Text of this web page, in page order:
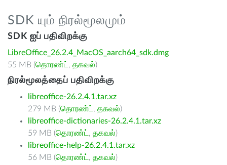
SDK யும் நிரல்மூலமும்
SDK ஐப் பதிவிறக்கு
LibreOffice_26.2.4_MacOS_aarch64_sdk.dmg
55 MB (தொரண்ட் , தகவல்)
நிரல்மூலத்தைப் பதிவிறக்கு
libreoffice-26.2.4.1.tar.xz
279 MB (தொரண்ட் , தகவல்)
libreoffice-dictionaries-26.2.4.1.tar.xz
59 MB (தொரண்ட் , தகவல்)
libreoffice-help-26.2.4.1.tar.xz
56 MB (தொரண்ட் , தகவல்)